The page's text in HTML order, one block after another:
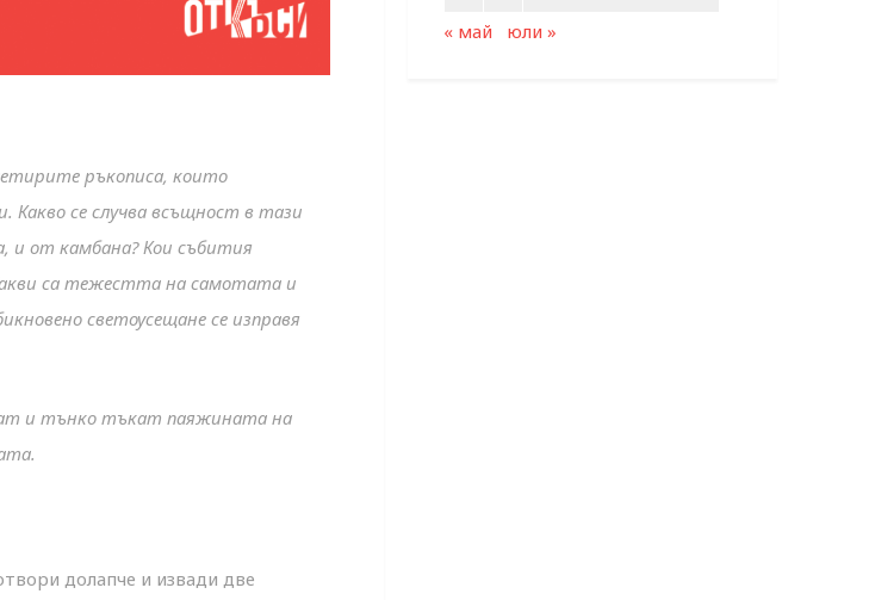
ръкописа, които
Какво се случва всъщност в тази
и от камбана? Кои събития
са тежестта на самотата и
светоусещане се изправя
и тънко тъкат паяжината на
долапче и извади две
« май
юли »